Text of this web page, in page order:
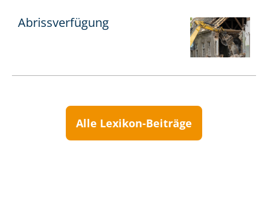
Abrissverfügung
Alle Lexikon-Beiträge